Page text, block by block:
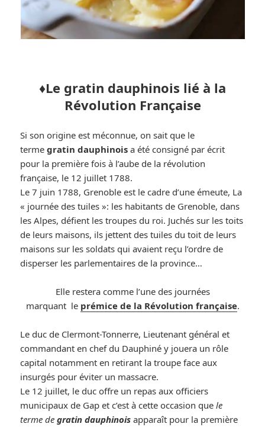
♦️Le gratin dauphinois lié à la
Révolution Française
Si son origine est méconnue, on sait que le
termegratin dauphinois a été consigné par écrit
pour la première fois à l’aube de la révolution
française, le 12 juillet 1788.
Le 7 juin 1788, Grenoble est le cadre d’une émeute, La
« journée des tuiles »: les habitants de Grenoble, dans
les Alpes, défient les troupes du roi. Juchés sur les toits
de leurs maisons, ils jettent des tuiles du toit de leurs
maisons sur les soldats qui avaient reçu l’ordre de
disperser les parlementaires de la province…
Elle restera comme l’une des journées
marquant le prémice de la Révolution française.
Le duc de Clermont-Tonnerre, Lieutenant général et
commandant en chef du Dauphiné y jouera un rôle
capital notamment en retirant la troupe face aux
insurgés pour éviter un massacre.
Le 12 juillet, le duc offre un repas aux officiers
municipaux de Gap et c’est à cette occasion quele
terme degratin dauphinois apparaît pour la première